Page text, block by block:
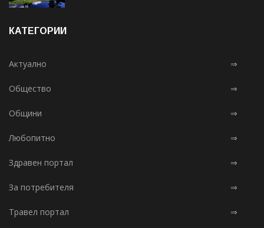
КАТЕГОРИИ
Актуално ⇒
Общество ⇒
Общини ⇒
Любопитно ⇒
Здравен портал ⇒
За потребителя ⇒
Травел портал ⇒